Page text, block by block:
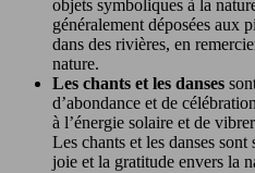
objets symboliques à la
généralement déposées aux
dans des rivières, en
nature.
Les chants et les danses
d’abondance et de
à l’énergie solaire et de
Les chants et les danses
joie et la gratitude envers la